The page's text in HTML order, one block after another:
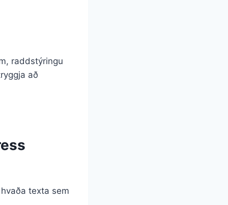
raddstýringu
að
texta sem